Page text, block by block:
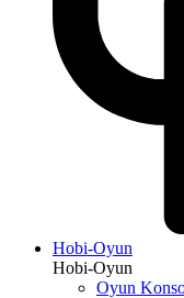
Hobi-Oyun
Hobi-Oyun
Oyun